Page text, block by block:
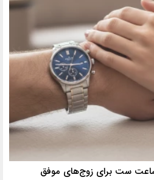
ست برای زوج‌های موفق